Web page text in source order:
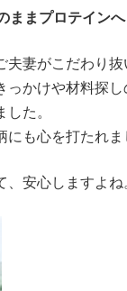
ままプロテインへ
妻がこだわり抜
かけや材料探
た。
も心を打たれま
、安心しますよね